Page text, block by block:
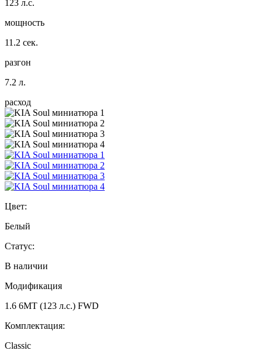
123 л.с.
мощность
11.2 сек.
разгон
7.2 л.
расход
Цвет:
Белый
Статус:
В наличии
Модификация
1.6 6МТ (123 л.с.) FWD
Комплектация:
Classic